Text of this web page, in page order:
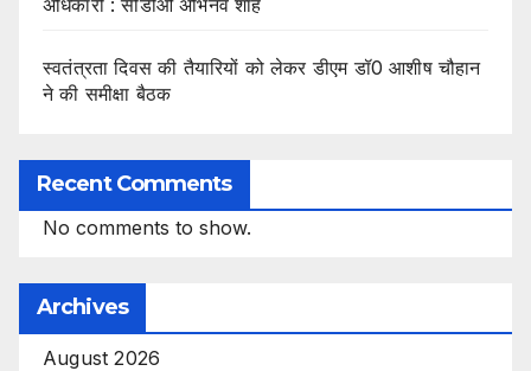
स्वतंत्रता दिवस की तैयारियों को लेकर डीएम डॉ0 आशीष चौहान
ने की समीक्षा बैठक
Recent Comments
No comments to show.
Archives
August 2026